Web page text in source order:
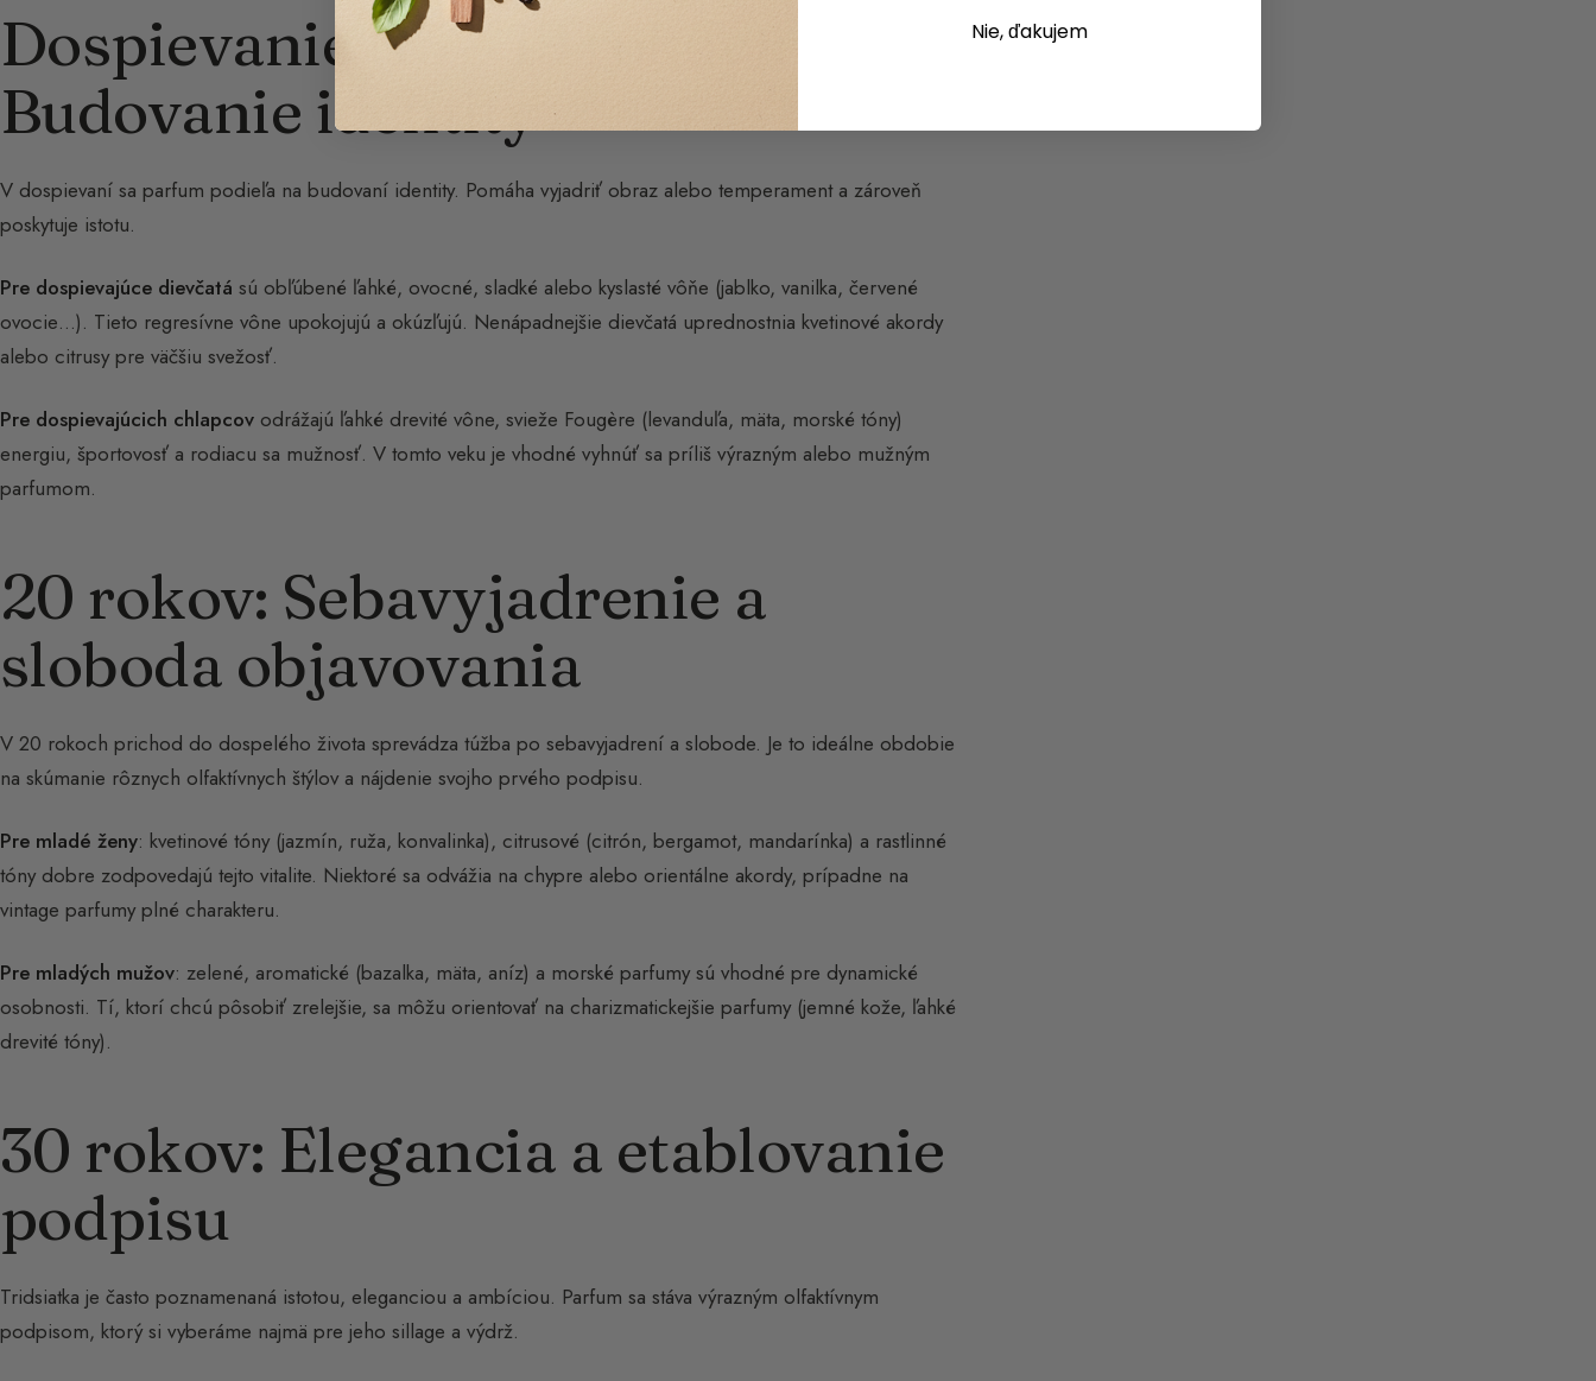
Dospievanie (13 – 19 rokov):
Budovanie identity
V dospievaní sa parfum podieľa na budovaní identity. Pomáha vyjadriť obraz alebo temperament a zároveň
poskytuje istotu.
Pre dospievajúce dievčatá sú obľúbené ľahké, ovocné, sladké alebo kyslasté vôňe (jablko, vanilka, červené
ovocie…). Tieto regresívne vône upokojujú a okúzľujú. Nenápadnejšie dievčatá uprednostnia kvetinové akordy
alebo citrusy pre väčšiu svežosť.
Pre dospievajúcich chlapcov odrážajú ľahké drevité vône, svieže Fougère (levanduľa, mäta, morské tóny)
energiu, športovosť a rodiacu sa mužnosť. V tomto veku je vhodné vyhnúť sa príliš výrazným alebo mužným
parfumom.
20 rokov: Sebavyjadrenie a
sloboda objavovania
V 20 rokoch prichod do dospelého života sprevádza túžba po sebavyjadrení a slobode. Je to ideálne obdobie
na skúmanie rôznych olfaktívnych štýlov a nájdenie svojho prvého podpisu.
Pre mladé ženy: kvetinové tóny (jazmín, ruža, konvalinka), citrusové (citrón, bergamot, mandarínka) a rastlinné
tóny dobre zodpovedajú tejto vitalite. Niektoré sa odvážia na chypre alebo orientálne akordy, prípadne na
vintage parfumy plné charakteru.
Pre mladých mužov: zelené, aromatické (bazalka, mäta, aníz) a morské parfumy sú vhodné pre dynamické
osobnosti. Tí, ktorí chcú pôsobiť zrelejšie, sa môžu orientovať na charizmatickejšie parfumy (jemné kože, ľahké
drevité tóny).
30 rokov: Elegancia a etablovanie
podpisu
Tridsiatka je často poznamenaná istotou, eleganciou a ambíciou. Parfum sa stáva výrazným olfaktívnym
podpisom, ktorý si vyberáme najmä pre jeho sillage a výdrž.
Nie, ďakujem